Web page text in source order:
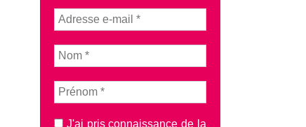
J'ai pris connaissance de la